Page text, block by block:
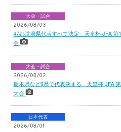
大会・試合
2026/08/03
47都道府県代表すべて決定 天皇杯 JFA 第
会
大会・試合
2026/08/02
栃木県など9県で代表決まる 天皇杯 JFA
大会
日本代表
2026/08/01